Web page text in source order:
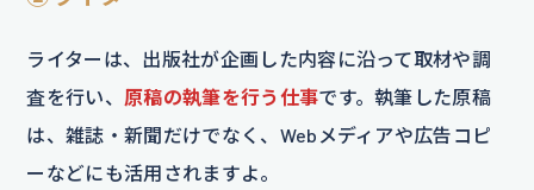
ライターは、出版社が企画した内容に沿って取材や調
査を行い、 原稿の執筆を行う仕事です。執筆した原稿
は、雑誌・新聞だけでなく、Webメディアや広告コピ
ーなどにも活用されますよ。